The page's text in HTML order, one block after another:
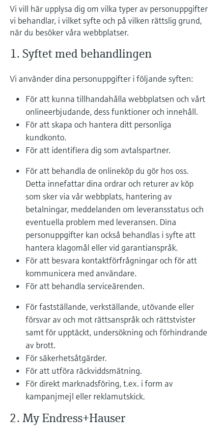
Vi vill här upplysa dig om vilka typer av personuppgifter
vi behandlar, i vilket syfte och på vilken rättslig grund,
när du besöker våra webbplatser.
1. Syftet med behandlingen
Vi använder dina personuppgifter i följande syften:
För att kunna tillhandahålla webbplatsen och vårt
onlineerbjudande, dess funktioner och innehåll.
För att skapa och hantera ditt personliga
kundkonto.
För att identifiera dig som avtalspartner.
För att behandla de onlineköp du gör hos oss.
Detta innefattar dina ordrar och returer av köp
som sker via vår webbplats, hantering av
betalningar, meddelanden om leveransstatus och
eventuella problem med leveransen. Dina
personuppgifter kan också behandlas i syfte att
hantera klagomål eller vid garantianspråk.
För att besvara kontaktförfrågningar och för att
kommunicera med användare.
För att behandla serviceärenden.
För fastställande, verkställande, utövande eller
försvar av och mot rättsanspråk och rättstvister
samt för upptäckt, undersökning och förhindrande
av brott.
För säkerhetsåtgärder.
För att utföra räckviddsmätning.
För direkt marknadsföring, t.ex. i form av
kampanjmejl eller reklamutskick.
2. My Endress+Hauser